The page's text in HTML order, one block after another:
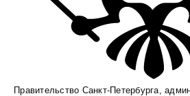
Правительство Санкт-Петербурга,